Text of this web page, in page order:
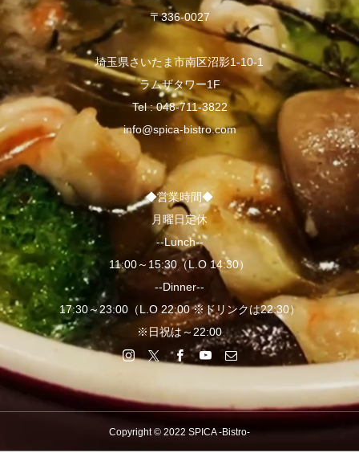
〒336-0027
埼玉県さいたま市南区沼影1-10-1
ラムザタワー1F
Tel :048-711-3822
info@spica-bistro.com
◆営業時間◆
月曜日定休
--Lunch--
11:00～15:30（L.O 14:30）
--Dinner--
17:30～23:00（L.O 22:00 ※ドリンクは22:30）
※日祝は～22:00
Copyright © 2022 SPICA -Bistro-